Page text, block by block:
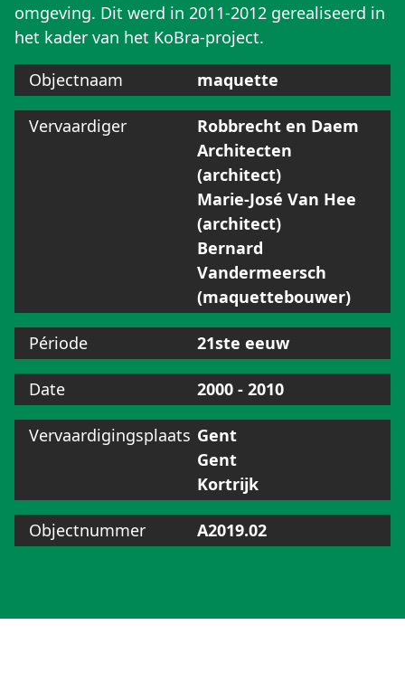
omgeving. Dit werd in 2011-2012 gerealiseerd in
het kader van het KoBra-project.
Objectnaam
maquette
Vervaardiger
Robbrecht en Daem
Architecten
(architect)
Marie-José Van Hee
(architect)
Bernard
Vandermeersch
(maquettebouwer)
Période 21ste eeuw
Date 2000 - 2010
Vervaardigingsplaats Gent
Gent
Kortrijk
Objectnummer A2019.02